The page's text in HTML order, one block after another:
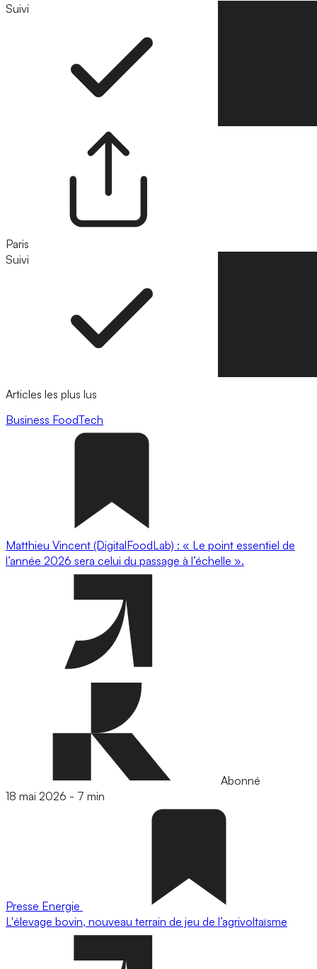
Suivi
Paris
Suivi
Articles les plus lus
Business FoodTech
Matthieu Vincent (DigitalFoodLab) : « Le point essentiel de
l’année 2026 sera celui du passage à l’échelle ».
Abonné
18 mai 2026 - 7 min
Presse Energie
L'élevage bovin, nouveau terrain de jeu de l’agrivoltaïsme